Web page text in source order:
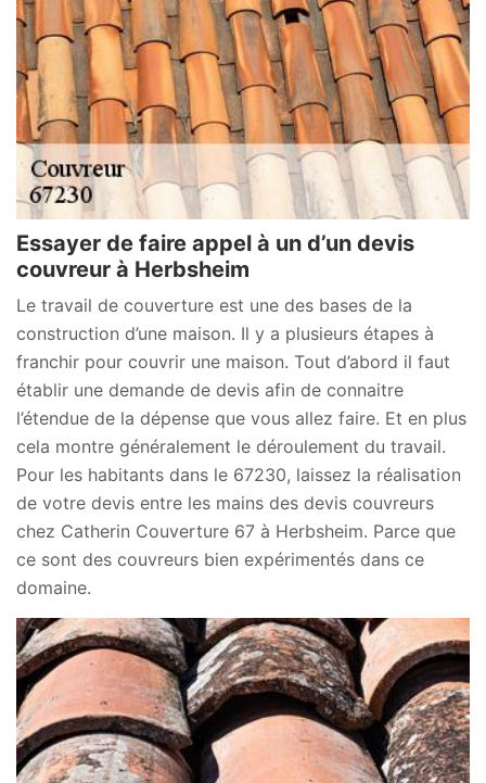
Essayer de faire appel à un d’un devis
couvreur à Herbsheim
Le travail de couverture est une des bases de la
construction d’une maison. Il y a plusieurs étapes à
franchir pour couvrir une maison. Tout d’abord il faut
établir une demande de devis afin de connaitre
l’étendue de la dépense que vous allez faire. Et en plus
cela montre généralement le déroulement du travail.
Pour les habitants dans le 67230, laissez la réalisation
de votre devis entre les mains des devis couvreurs
chez Catherin Couverture 67 à Herbsheim. Parce que
ce sont des couvreurs bien expérimentés dans ce
domaine.